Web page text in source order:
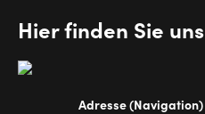
Adresse (Navigation)
Hier finden Sie uns